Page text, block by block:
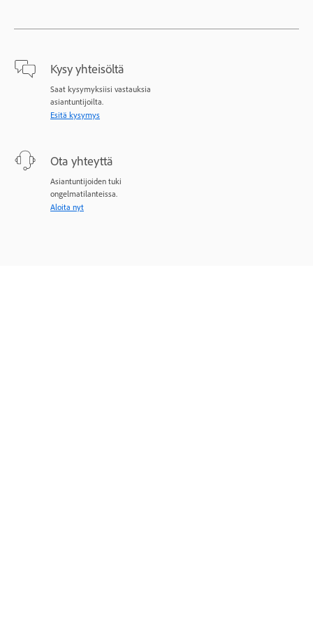
Kysy yhteisöltä
Saat kysymyksiisi vastauksia
asiantuntijoilta.
Esitä kysymys
Ota yhteyttä
Asiantuntijoiden tuki
ongelmatilanteissa.
Aloita nyt